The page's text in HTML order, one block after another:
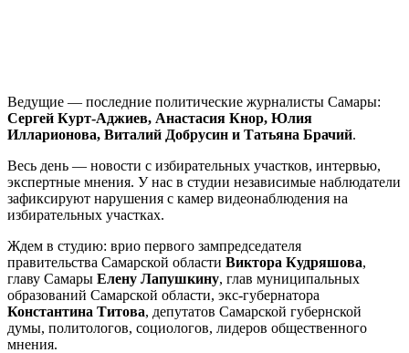
Ведущие — последние политические журналисты Самары:
Сергей Курт-Аджиев, Анастасия Кнор, Юлия
Илларионова, Виталий Добрусин и Татьяна Брачий.
Весь день — новости с избирательных участков, интервью,
экспертные мнения. У нас в студии независимые наблюдатели
зафиксируют нарушения с камер видеонаблюдения на
избирательных участках.
Ждем в студию: врио первого зампредседателя
правительства Самарской области Виктора Кудряшова,
главу Самары Елену Лапушкину, глав муниципальных
образований Самарской области, экс-губернатора
Константина Титова, депутатов Самарской губернской
думы, политологов, социологов, лидеров общественного
мнения.